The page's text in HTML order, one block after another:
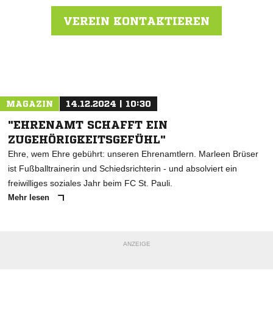
VEREIN KONTAKTIEREN
MAGAZIN 14.12.2024 | 10:30
"EHRENAMT SCHAFFT EIN
ZUGEHÖRIGKEITSGEFÜHL"
Ehre, wem Ehre gebührt: unseren Ehrenamtlern. Marleen Brüser
ist Fußballtrainerin und Schiedsrichterin - und absolviert ein
freiwilliges soziales Jahr beim FC St. Pauli.
Mehr lesen
ANZEIGE